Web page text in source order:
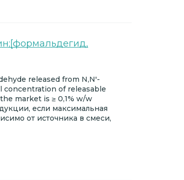
released from N,N'-
of releasable
market is ≥ 0,1% w/w
если максимальная
от источника в смеси,